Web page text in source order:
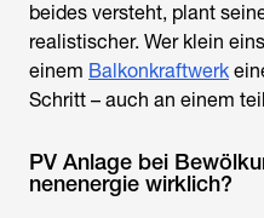
beides versteht, plant
realistischer. Wer klein
einem Balkonkraftwerk
Schritt – auch an einem
PV Anlage bei
nenenergie wirklich?